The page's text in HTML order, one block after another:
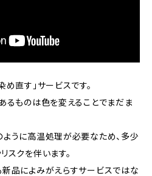
直す」サービスです。
るものは色を変えることでまだま
うに高温処理が必要なため、多少
スクを伴います。
品によみがえらすサービスではな